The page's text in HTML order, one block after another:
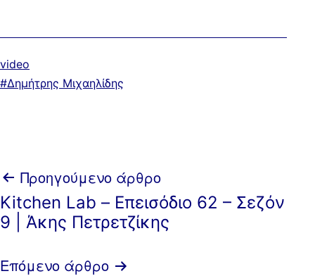
Κατηγοριοποιημένα
ως
video
ΜεΔημήτρης Μιχαηλίδης
Πλοήγηση
άρθρων
Προηγούμενο άρθρο
Kitchen Lab – Επεισόδιο 62 – Σεζόν
9 | Άκης Πετρετζίκης
Επόμενο άρθρο